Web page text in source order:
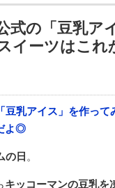
式の「豆乳ア
イーツはこ
の日 。
キッコーマンの豆乳を